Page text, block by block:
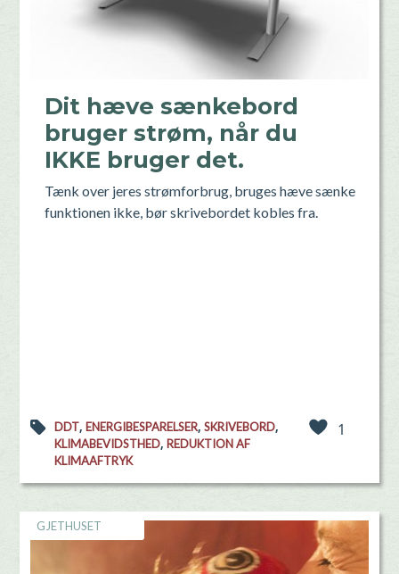
Dit hæve sænkebord
bruger strøm, når du
IKKE bruger det.
Tænk over jeres strømforbrug, bruges hæve sænke
funktionen ikke, bør skrivebordet kobles fra.
DDT, ENERGIBESPARELSER, SKRIVEBORD,
KLIMABEVIDSTHED, REDUKTION AF
KLIMAAFTRYK
1
GJETHUSET